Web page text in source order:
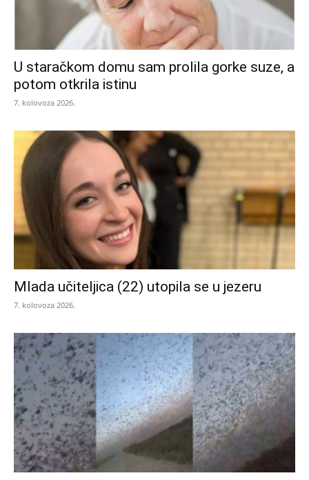
U staračkom domu sam prolila gorke suze, a
potom otkrila istinu
7. kolovoza 2026.
Mlada učiteljica (22) utopila se u jezeru
7. kolovoza 2026.